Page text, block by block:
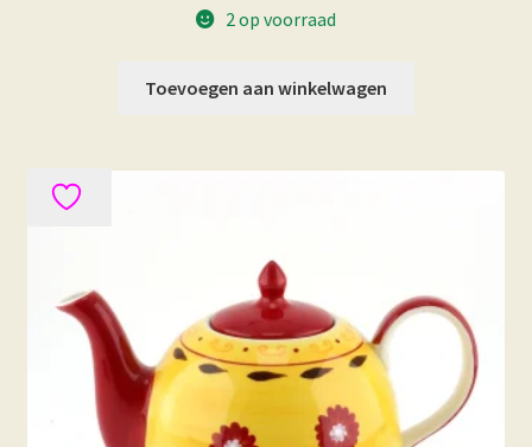
2 op voorraad
Toevoegen aan winkelwagen